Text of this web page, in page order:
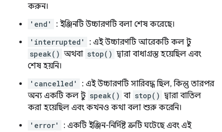
করুন।
'end' : ইঞ্জিনটি উচ্চারণটি বলা শেষ করেছে।
'interrupted' : এই উচ্চারণটি আরেকটি কল টু
speak() অথবা stop() দ্বারা বাধাগ্রস্ত হয়েছিল এবং
শেষ হয়নি।
'cancelled'
: এই উচ্চারণটি সারিবদ্ধ ছিল, কিন্তু তারপর
অন্য একটি কল টু speak() বা stop() দ্বারা বাতিল
করা হয়েছিল এবং কখনও কথা বলা শুরু করেনি।
'error'
: একটি ইঞ্জিন-নির্দিষ্ট ত্রুটি ঘটেছে এবং এই